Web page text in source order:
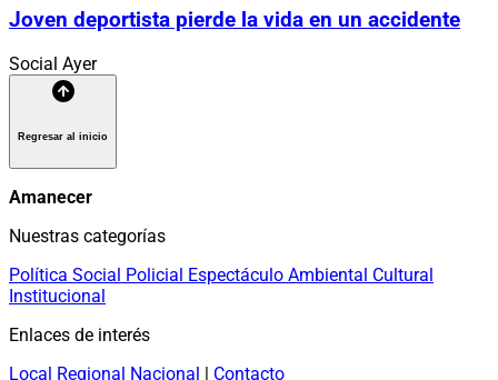
Joven deportista pierde la vida en un accidente
Social Ayer
Regresar al inicio
Amanecer
Nuestras categorías
Política Social Policial Espectáculo Ambiental Cultural
Institucional
Enlaces de interés
Local Regional Nacional | Contacto